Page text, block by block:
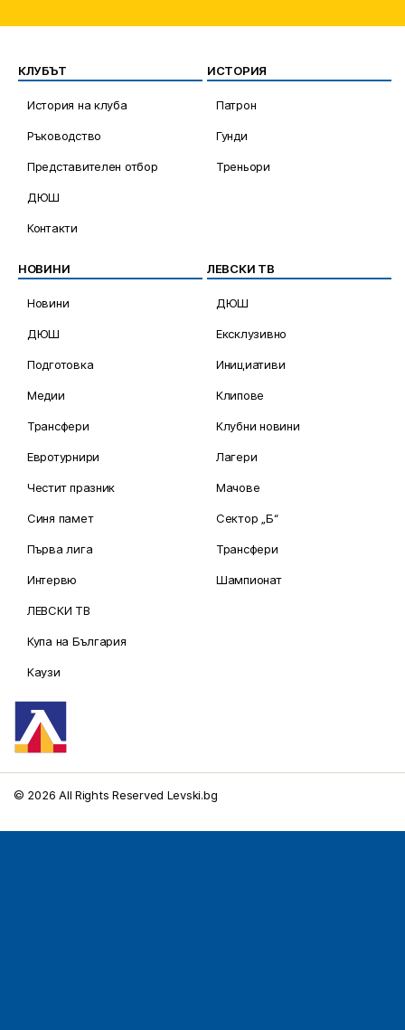
КЛУБЪТ
История на клуба
Ръководство
Представителен отбор
ДЮШ
Контакти
ИСТОРИЯ
Патрон
Гунди
Треньори
НОВИНИ
Новини
ДЮШ
Подготовка
Медии
Трансфери
Евротурнири
Честит празник
Синя памет
Първа лига
Интервю
ЛЕВСКИ ТВ
Купа на България
Каузи
ЛЕВСКИ ТВ
ДЮШ
Ексклузивно
Инициативи
Клипове
Клубни новини
Лагери
Мачове
Сектор „Б“
Трансфери
Шампионат
© 2026 All Rights Reserved Levski.bg